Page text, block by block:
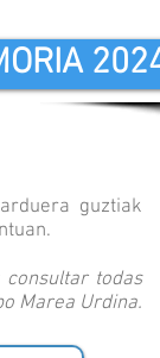
guztiak
todas
Marea Urdina.